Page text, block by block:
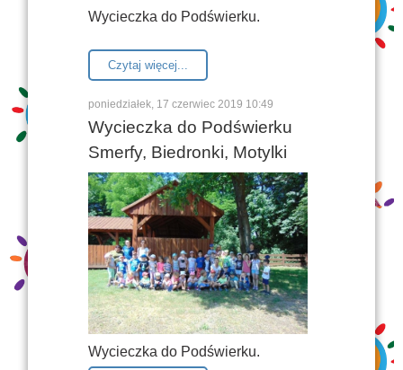
Wycieczka do Podświerku.
Czytaj więcej...
poniedziałek, 17 czerwiec 2019 10:49
Wycieczka do Podświerku
Smerfy, Biedronki, Motylki
Wycieczka do Podświerku.